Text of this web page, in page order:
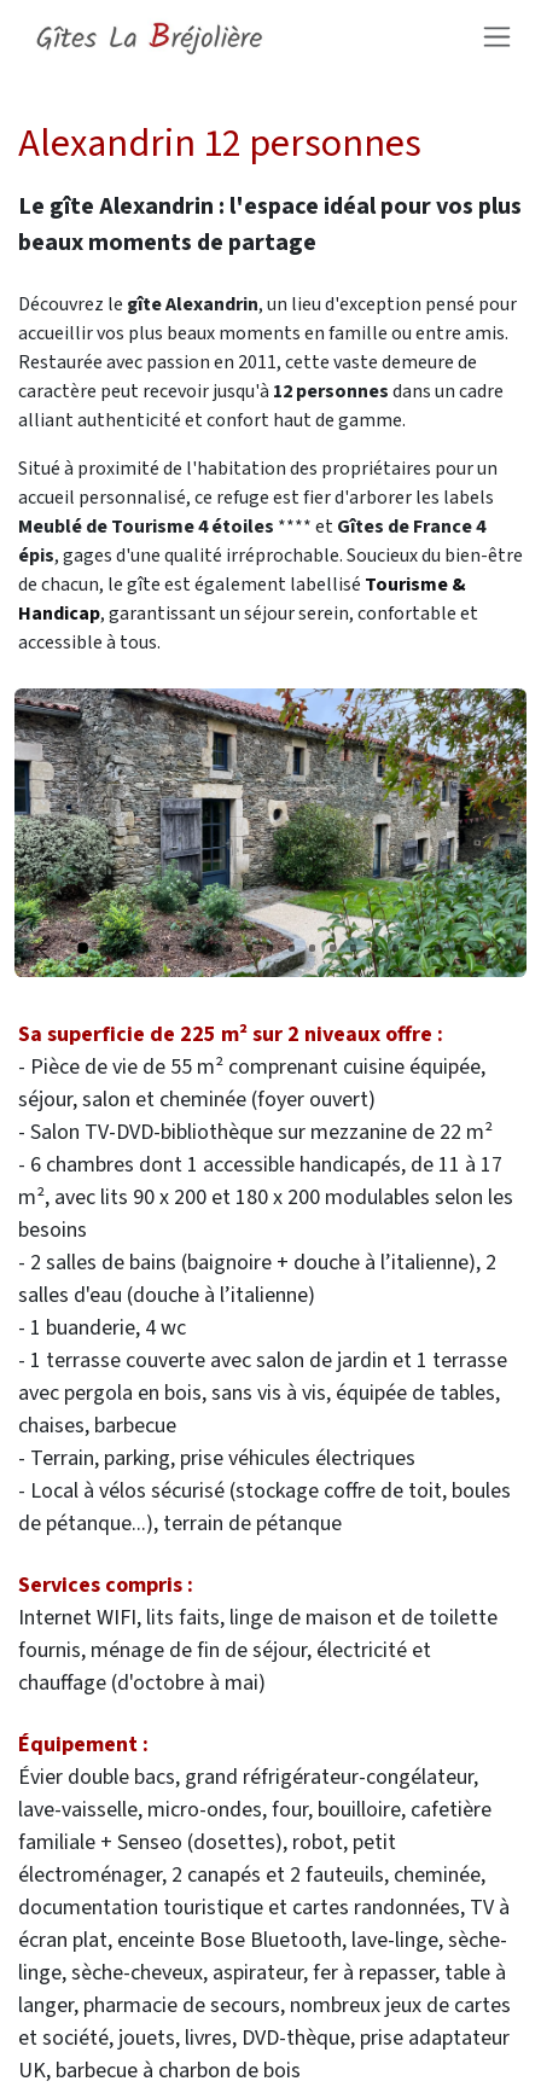
Alexandrin 12 personnes
Le gîte Alexandrin : l'espace idéal pour vos plus
beaux moments de partage
Découvrez le gîte Alexandrin, un lieu d'exception pensé pour
accueillir vos plus beaux moments en famille ou entre amis.
Restaurée avec passion en 2011, cette vaste demeure de
caractère peut recevoir jusqu'à 12 personnesdans un cadre
alliant authenticité et confort haut de gamme.
Situé à proximité de l'habitation des propriétaires pour un
accueil personnalisé, ce refuge est fier d'arborer les labels
Meublé de Tourisme 4 étoiles **** etGîtes de France 4
épis, gages d'une qualité irréprochable. Soucieux du bien-être
de chacun, le gîte est également labellisé Tourisme &
Handicap, garantissant un séjour serein, confortable et
accessible à tous.
Précédent
Sa superficie de 225 m² sur 2 niveaux offre :
- Pièce de vie de 55 m² comprenant cuisine équipée,
séjour, salon et cheminée (foyer ouvert)
- Salon TV-DVD-bibliothèque sur mezzanine de 22 m²
- 6 chambres dont 1 accessible handicapés, de 11 à 17
m², avec lits 90 x 200 et 180 x 200 modulables selon les
besoins
- 2 salles de bains (baignoire + douche à l’italienne), 2
salles d'eau (douche à l’italienne)
- 1 buanderie, 4 wc
- 1 terrasse couverte avec salon de jardin et 1 terrasse
avec pergola en bois, sans vis à vis, équipée de tables,
chaises, barbecue
- Terrain, parking, prise véhicules électriques
- Local à vélos sécurisé (stockage coffre de toit, boules
de pétanque...), terrain de pétanque
Services compris :
Internet WIFI, lits faits, linge de maison et de toilette
fournis, ménage de fin de séjour, électricité et
chauffage (d'octobre à mai)
Équipement :
Évier double bacs, grand réfrigérateur-congélateur,
lave-vaisselle, micro-ondes, four, bouilloire, cafetière
familiale + Senseo (dosettes), robot, petit
électroménager, 2 canapés et 2 fauteuils, cheminée,
documentation touristique et cartes randonnées, TV à
écran plat, enceinte Bose Bluetooth, lave-linge, sèche-
linge, sèche-cheveux, aspirateur, fer à repasser, table à
langer, pharmacie de secours, nombreux jeux de cartes
et société, jouets, livres, DVD-thèque, prise adaptateur
UK, barbecue à charbon de bois